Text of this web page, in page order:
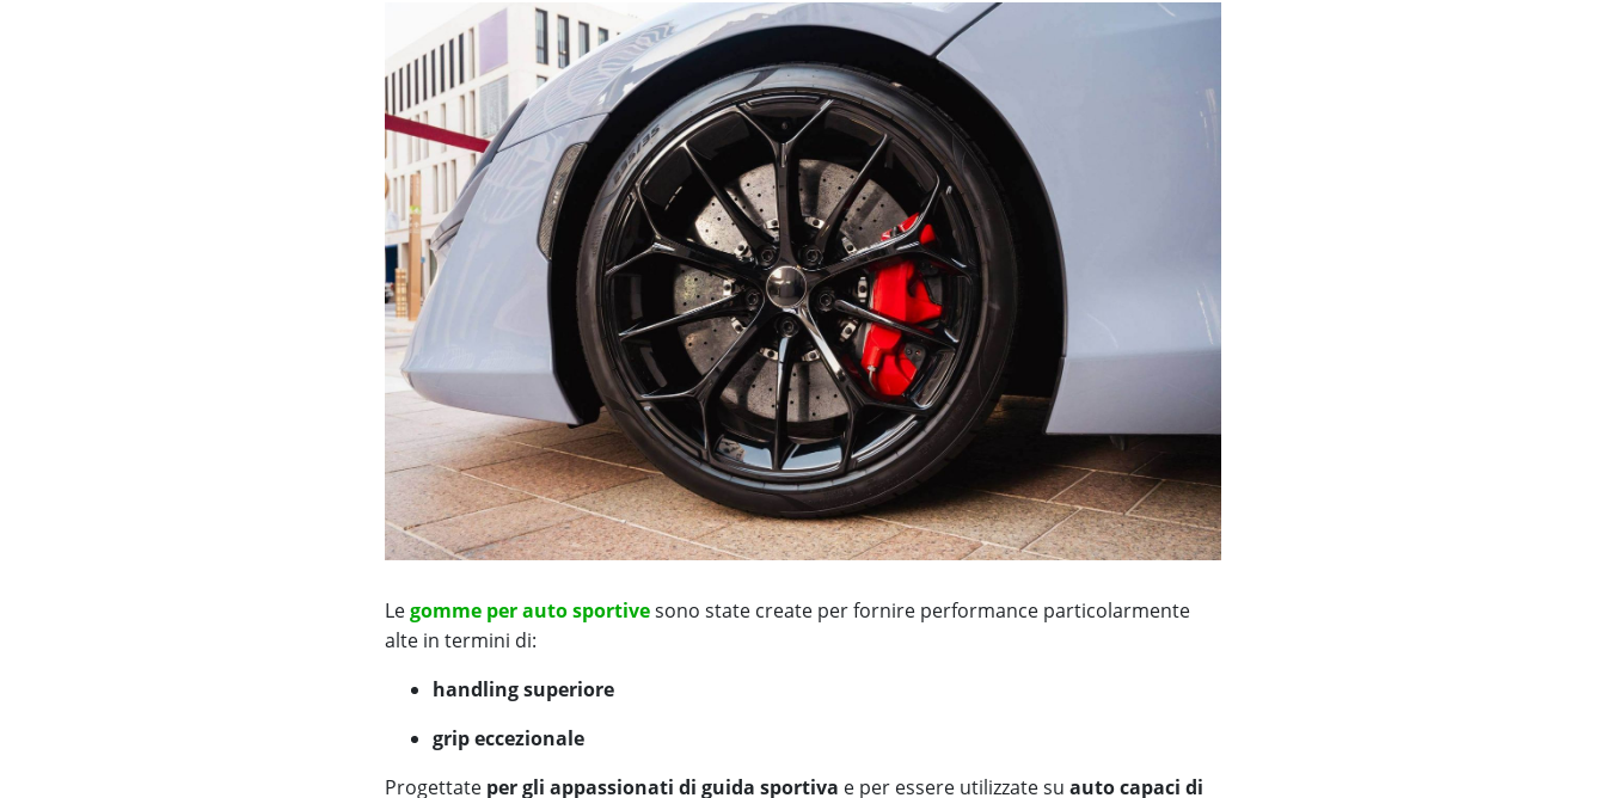
Legomme per auto sportivesono state create per fornire performance particolarmente
alte in termini di:
handling superiore
grip eccezionale
Progettate per gli appassionati di guida sportiva e per essere utilizzate su auto capaci di